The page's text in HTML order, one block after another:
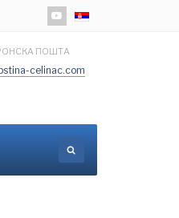
Изаберите ваш језик
ПОШТА
celinac.com